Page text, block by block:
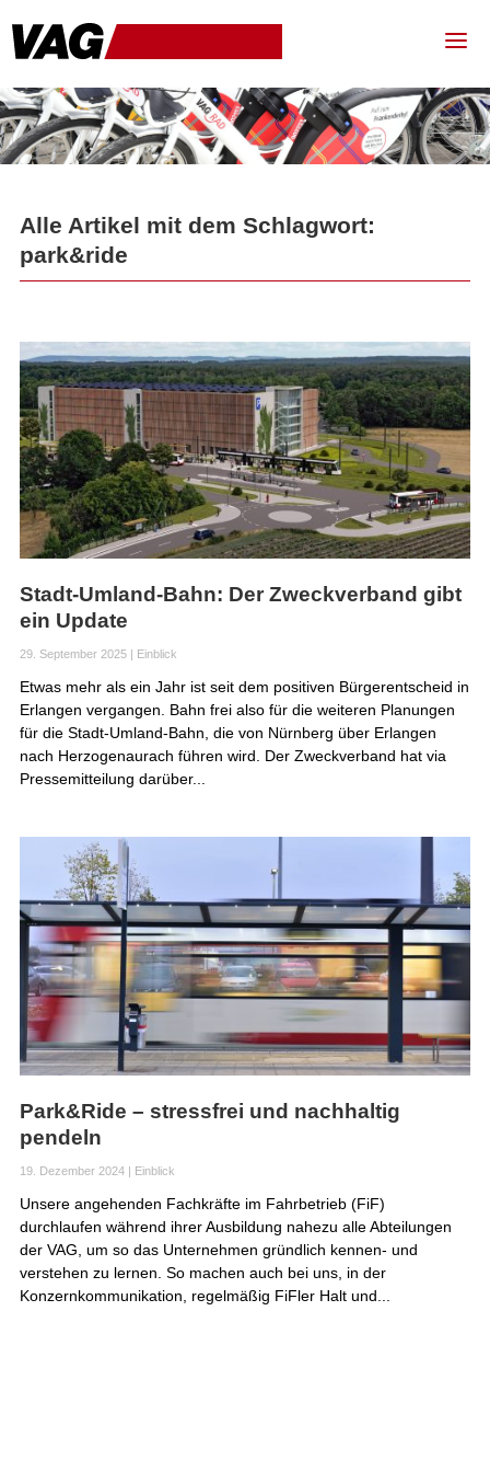
Alle Artikel mit dem Schlagwort:
park&ride
Stadt-Umland-Bahn: Der Zweckverband gibt
ein Update
29. September 2025| Einblick
Etwas mehr als ein Jahr ist seit dem positiven Bürgerentscheid in
Erlangen vergangen. Bahn frei also für die weiteren Planungen
für die Stadt-Umland-Bahn, die von Nürnberg über Erlangen
nach Herzogenaurach führen wird. Der Zweckverband hat via
Pressemitteilung darüber...
Park&Ride – stressfrei und nachhaltig
pendeln
19. Dezember 2024| Einblick
Unsere angehenden Fachkräfte im Fahrbetrieb (FiF)
durchlaufen während ihrer Ausbildung nahezu alle Abteilungen
der VAG, um so das Unternehmen gründlich kennen- und
verstehen zu lernen. So machen auch bei uns, in der
Konzernkommunikation, regelmäßig FiFler Halt und...